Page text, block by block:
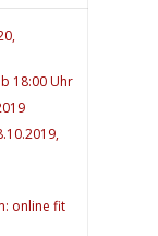
18:00 Uhr
online fit